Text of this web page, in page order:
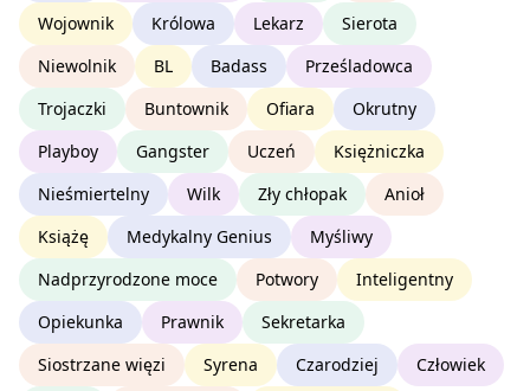
Wojownik
Królowa Lekarz
Sierota
Niewolnik
BL Badass
Prześladowca
Trojaczki
Buntownik Ofiara
Okrutny
Playboy
Gangster Uczeń
Księżniczka
Nieśmiertelny
Wilk Zły chłopak
Anioł
Książę
Medykalny Genius
Myśliwy
Nadprzyrodzone moce
Potwory
Inteligentny
Opiekunka
Prawnik
Sekretarka
Siostrzane więzi
Syrena Czarodziej Człowiek